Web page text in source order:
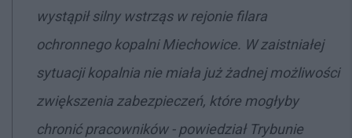
wystąpił silny wstrząs w rejonie filara
ochronnego kopalni Miechowice. W zaistniałej
sytuacji kopalnia nie miała już żadnej możliwości
zwiększenia zabezpieczeń, które mogłyby
chronić pracowników - powiedział Trybunie